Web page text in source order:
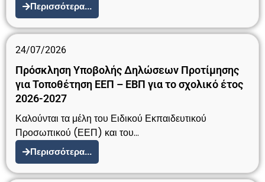
Περισσότερα...
24/07/2026
Πρόσκληση Υποβολής Δηλώσεων Προτίμησης
για Τοποθέτηση ΕΕΠ – ΕΒΠ για το σχολικό έτος
2026-2027
Καλούνται τα μέλη του Ειδικού Εκπαιδευτικού
Προσωπικού (ΕΕΠ) και του…
Περισσότερα...